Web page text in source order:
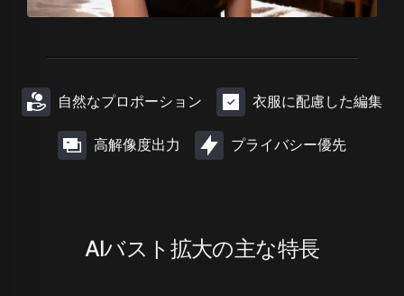
自然なプロポーション 衣服に配慮した編集
高解像度出力 プライバシー優先
AIバスト拡大の主な特長